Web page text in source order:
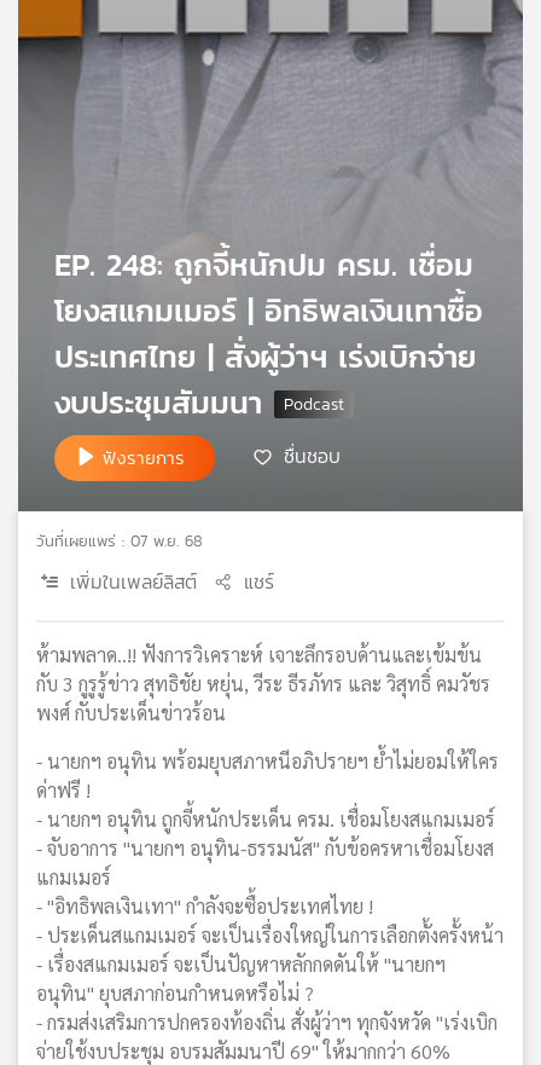
เรา
แผนที่
EP. 248: ถูกจี้หนักปม ครม. เชื่อม
โยงสแกมเมอร์ | อิทธิพลเงินเทาซื้อ
ประเทศไทย | สั่งผู้ว่าฯ เร่งเบิกจ่าย
งบประชุมสัมมนา
ฟังรายการ ชื่นชอบ
วันที่เผยแพร่ : 07 พ.ย. 68
เพิ่มในเพลย์ลิสต์ แชร์
ห้ามพลาด..!! ฟังการวิเคราะห์ เจาะลึกรอบด้านและเข้มข้น
กับ 3 กูรูรู้ข่าว สุทธิชัย หยุ่น, วีระ ธีรภัทร และ วิสุทธิ์ คมวัชร
พงศ์ กับประเด็นข่าวร้อน
- นายกฯ อนุทิน พร้อมยุบสภาหนีอภิปรายฯ ย้ำไม่ยอมให้ใคร
ด่าฟรี !
- นายกฯ อนุทิน ถูกจี้หนักประเด็น ครม. เชื่อมโยงสแกมเมอร์
- จับอาการ "นายกฯ อนุทิน-ธรรมนัส" กับข้อครหาเชื่อมโยงส
แกมเมอร์
- "อิทธิพลเงินเทา" กำลังจะซื้อประเทศไทย !
- ประเด็นสแกมเมอร์ จะเป็นเรื่องใหญ่ในการเลือกตั้งครั้งหน้า
- เรื่องสแกมเมอร์ จะเป็นปัญหาหลักกดดันให้ "นายกฯ
อนุทิน" ยุบสภาก่อนกำหนดหรือไม่ ?
- กรมส่งเสริมการปกครองท้องถิ่น สั่งผู้ว่าฯ ทุกจังหวัด "เร่งเบิก
จ่ายใช้งบประชุม อบรมสัมมนาปี 69" ให้มากกว่า 60%